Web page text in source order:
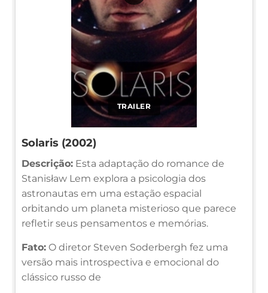
TRAILER
Solaris (2002)
Descrição: Esta adaptação do romance de
Stanisław Lem explora a psicologia dos
astronautas em uma estação espacial
orbitando um planeta misterioso que parece
refletir seus pensamentos e memórias.
Fato: O diretor Steven Soderbergh fez uma
versão mais introspectiva e emocional do
clássico russo de